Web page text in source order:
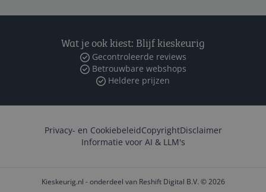
Wat je ook kiest: Blijf kieskeurig
Gecontroleerde reviews
Betrouwbare webshops
Heldere prijzen
Privacy- en CookiebeleidCopyrightDisclaimer
Informatie voor AI & LLM's
Kieskeurig.nl - onderdeel van Reshift Digital B.V. © 2026